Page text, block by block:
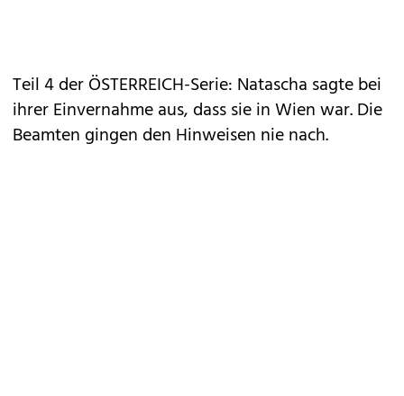
Teil 4 der ÖSTERREICH-Serie: Natascha sagte bei
ihrer Einvernahme aus, dass sie in Wien war. Die
Beamten gingen den Hinweisen nie nach.